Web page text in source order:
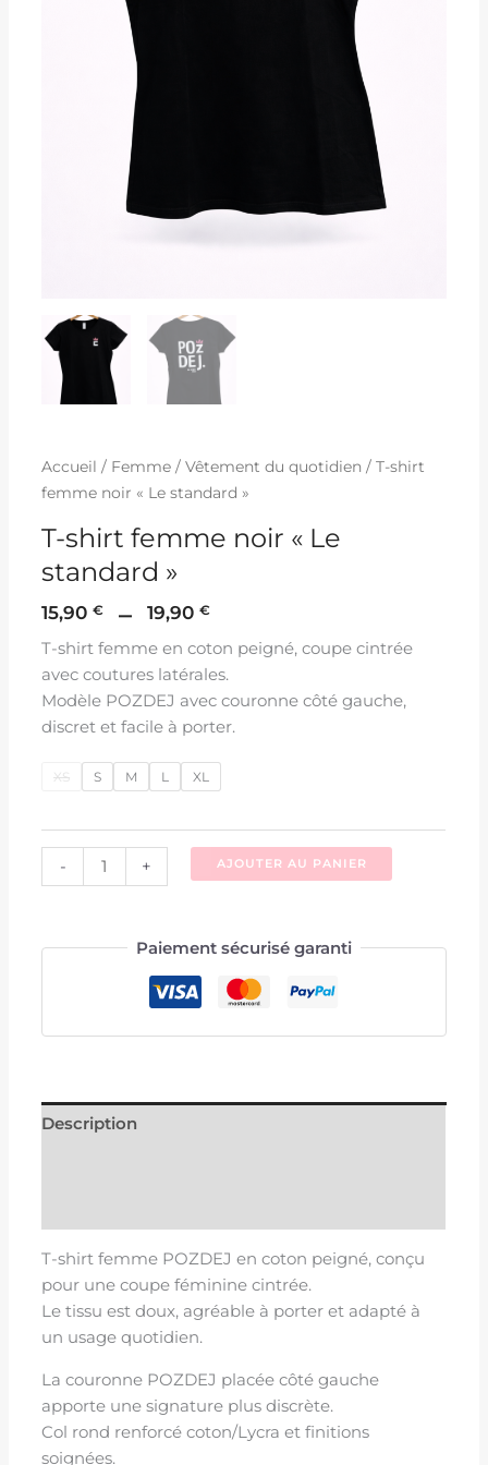
Accueil / Femme /Vêtement du quotidien / T-shirt
femme noir « Le standard »
T-shirt femme noir « Le
standard »
15,90€ – 19,90€
T-shirt femme en coton peigné, coupe cintrée
avec coutures latérales.
Modèle POZDEJ avec couronne côté gauche,
discret et facile à porter.
XS S M L XL
- + AJOUTER AU PANIER
Paiement sécurisé garanti
Description
T-shirt femme POZDEJ en coton peigné, conçu
pour une coupe féminine cintrée.
Le tissu est doux, agréable à porter et adapté à
un usage quotidien.
La couronne POZDEJ placée côté gauche
apporte une signature plus discrète.
Col rond renforcé coton/Lycra et finitions
soignées.